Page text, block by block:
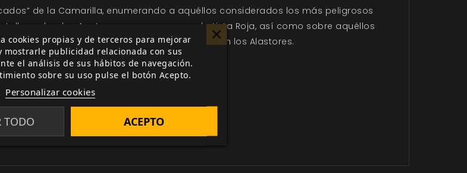
de la Camarilla, enumerando a aquéllos considerados los más peligrosos
sobre los Anatemas que componen la Lista Roja, así como sobre aquéllos
herramientas para dirigir crónicas centradas en los Alastores.
Anatema por los Vástagos de la Camarilla.
la Secta hasta la actualidad.
con ellos.
Perversas y Rituales de Taumaturgia Oscura.
cookies propias y de terceros para mejorar
mostrarle publicidad relacionada con sus
el análisis de sus hábitos de navegación.
sobre su uso pulse el botón Acepto.
Personalizar cookies
TODO ACEPTO